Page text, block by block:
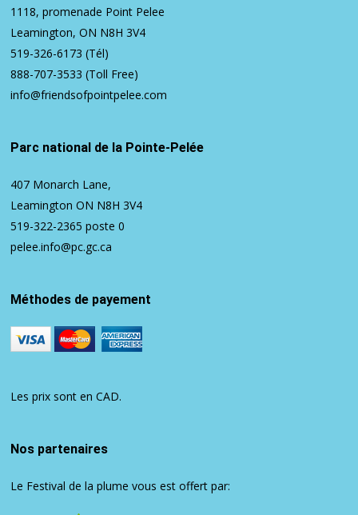
1118, promenade Point Pelee
Leamington, ON N8H 3V4
519-326-6173 (Tél)
888-707-3533 (Toll Free)
info@friendsofpointpelee.com
Parc national de la Pointe-Pelée
407 Monarch Lane,
Leamington ON N8H 3V4
519-322-2365 poste 0
pelee.info@pc.gc.ca
Méthodes de payement
Les prix sont en CAD.
Nos partenaires
Le Festival de la plume vous est offert par: